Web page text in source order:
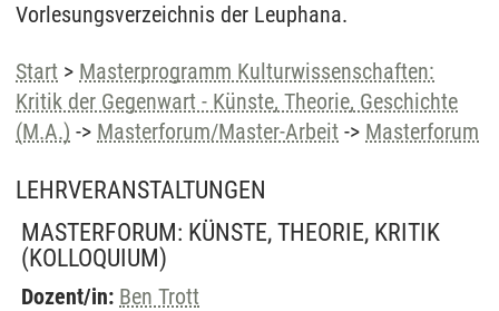
Vorlesungsverzeichnis der Leuphana.
Start > Masterprogramm Kulturwissenschaften:
Kritik der Gegenwart - Künste, Theorie, Geschichte
(M.A.) -> Masterforum/Master-Arbeit -> Masterforum
LEHRVERANSTALTUNGEN
MASTERFORUM: KÜNSTE, THEORIE, KRITIK
(KOLLOQUIUM)
Dozent/in: Ben Trott